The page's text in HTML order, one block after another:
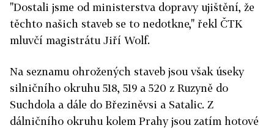
"Dostali jsme od ministerstva dopravy ujištění, že
těchto našich staveb se to nedotkne," řekl ČTK
mluvčí magistrátu Jiří Wolf.
Na seznamu ohrožených staveb jsou však úseky
silničního okruhu 518, 519 a 520 z Ruzyně do
Suchdola a dále do Březiněvsi a Satalic. Z
dálničního okruhu kolem Prahy jsou zatím hotové